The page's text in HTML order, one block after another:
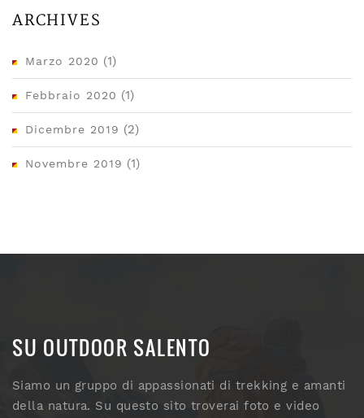
ARCHIVES
Marzo 2020 (1)
Febbraio 2020 (1)
Dicembre 2019 (2)
Novembre 2019 (1)
SU OUTDOOR SALENTO
Siamo un gruppo di appassionati di trekking e amanti
della natura. Su questo sito troverai foto e video